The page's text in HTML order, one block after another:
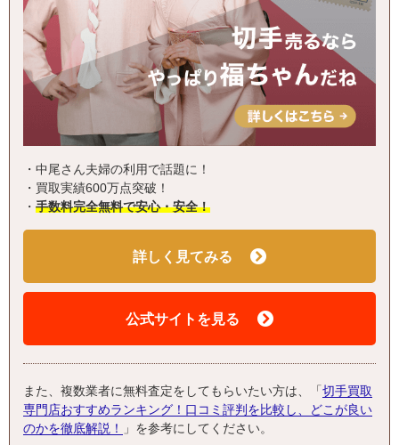
・中尾さん夫婦の利用で話題に！
・買取実績600万点突破！
・ 手数料完全無料で安心・安全！
詳しく見てみる
公式サイトを見る
また、複数業者に無料査定をしてもらいたい方は、「 切手買取
専門店おすすめランキング！口コミ評判を比較し、どこが良い
のかを徹底解説！
」を参考にしてください。